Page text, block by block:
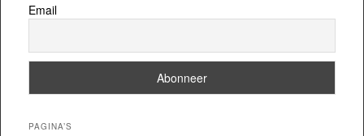
Email
PAGINA’S